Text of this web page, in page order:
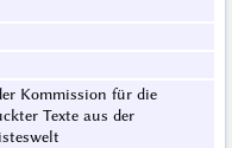
Kommission für die
Texte aus der